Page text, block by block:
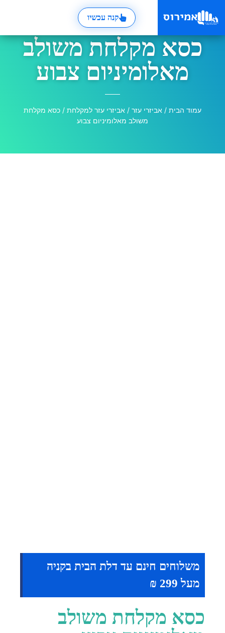
קנה עכשיו
כסא מקלחת משולב
מאלומיניום צבוע
עמוד הבית / אביזרי עזר / אביזרי עזר למקלחת / כסא מקלחת
משולב מאלומיניום צבוע
משלוחים חינם עד דלת הבית בקניה
מעל 299 ₪
כסא מקלחת משולב